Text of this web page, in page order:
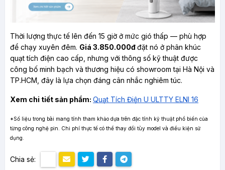
Thời lượng thực tế lên đến 15 giờ ở mức gió thấp — phù hợp
để chạy xuyên đêm. Giá 3.850.000đ đặt nó ở phân khúc
quạt tích điện cao cấp, nhưng với thông số kỹ thuật được
công bố minh bạch và thương hiệu có showroom tại Hà Nội và
TP.HCM, đây là lựa chọn đáng cân nhắc nghiêm túc.
Xem chi tiết sản phẩm: Quạt Tích Điện U ULTTY ELNI 16
*Số liệu trong bài mang tính tham khảo dựa trên đặc tính kỹ thuật phổ biến của
từng công nghệ pin. Chi phí thực tế có thể thay đổi tùy model và điều kiện sử
dụng.
Chia sẻ: